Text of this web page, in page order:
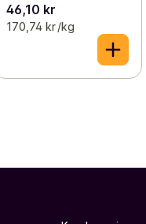
46,10 kr
170,74 kr /kg